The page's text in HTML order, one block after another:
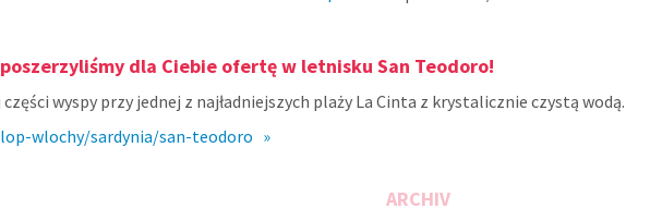
poszerzyliśmy dla Ciebie ofertę w letnisku San Teodoro!
wyspy przy jednej z najładniejszych plaży La Cinta z krystalicznie czystą wodą.
wlochy/sardynia/san-teodoro »
ARCHIV